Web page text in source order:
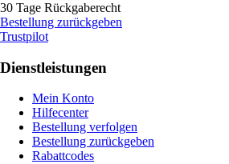
30 Tage Rückgaberecht
Bestellung zurückgeben
Trustpilot
Dienstleistungen
Mein Konto
Hilfecenter
Bestellung verfolgen
Bestellung zurückgeben
Rabattcodes